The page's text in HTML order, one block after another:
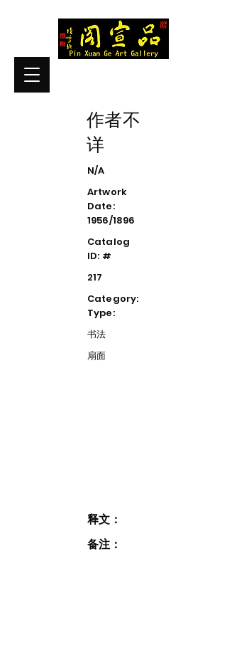
作者不
详
N/A
Artwork
Date:
1956/1896
Catalog
ID: #
217
Category:
Type:
书法
扇面
释文：
备注：